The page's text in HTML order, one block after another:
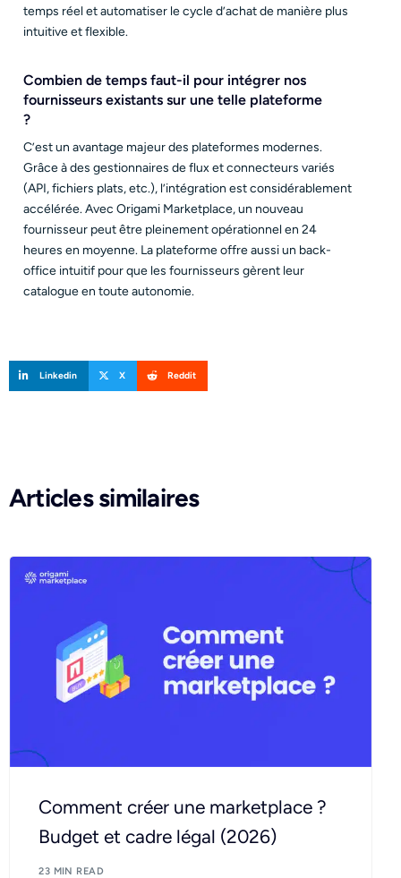
temps réel et automatiser le cycle d’achat de manière plus
intuitive et flexible.
Combien de temps faut-il pour intégrer nos
fournisseurs existants sur une telle plateforme
?
C’est un avantage majeur des plateformes modernes.
Grâce à des gestionnaires de flux et connecteurs variés
(API, fichiers plats, etc.), l’intégration est considérablement
accélérée. Avec Origami Marketplace, un nouveau
fournisseur peut être pleinement opérationnel en 24
heures en moyenne. La plateforme offre aussi un back-
office intuitif pour que les fournisseurs gèrent leur
catalogue en toute autonomie.
Linkedin X Reddit
Articles similaires
Comment créer une marketplace ?
Budget et cadre légal (2026)
23 MIN READ